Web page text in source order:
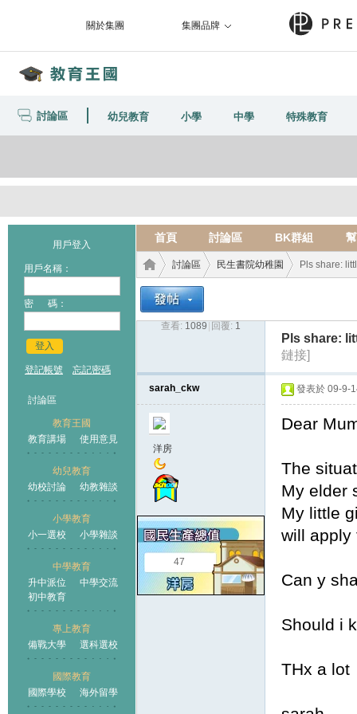
關於集團 集團品牌
討論區 幼兒教育 小學 中學 特殊教育
用戶登入
用戶名稱：
密 碼：
登入
登記帳號 忘記密碼
討論區
教育王國
教育講場
使用意見
幼兒教育
幼校討論
幼教雜談
小學教育
小一選校
小學雜談
中學教育
升中派位
中學交流
初中教育
專上教育
備戰大學
選科選校
國際教育
國際學校
海外留學
首頁 討論區 BK群組
王國
討論區
›
民生書院幼稚園
›
Pls share:
查看: 1089 回覆: 1
Pls share:
鏈接]
sarah_ckw
洋房
47
發表於 09-9-
Dear
The
My elder
My little
will apply
Can y
Should i
THx a lot